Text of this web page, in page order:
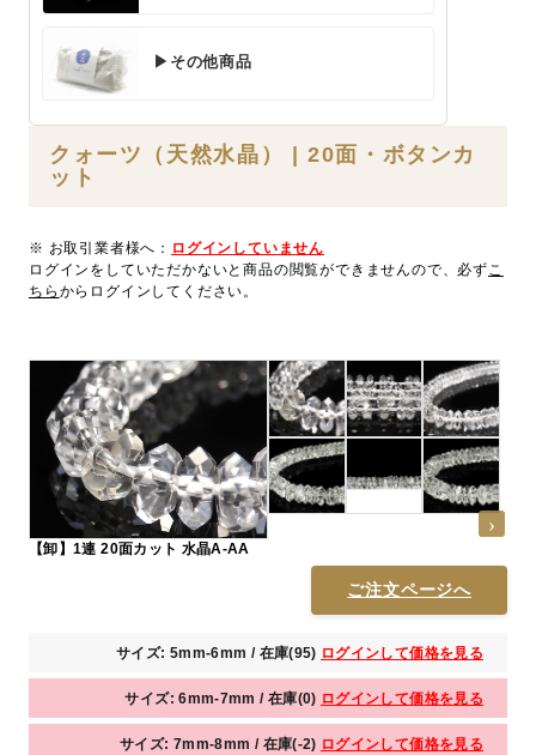
▶その他商品
クォーツ（天然水晶） | 20面・ボタンカ
ット
※ お取引業者様へ： ログインしていません
ログインをしていただかないと商品の閲覧ができませんので、必ずこ
ちら からログインしてください。
【卸】1連 20面カット 水晶A-AA
ご注文ページへ
サイズ: 5mm-6mm / 在庫(95) ログインして価格を見る
サイズ: 6mm-7mm / 在庫(0) ログインして価格を見る
サイズ: 7mm-8mm / 在庫(-2) ログインして価格を見る